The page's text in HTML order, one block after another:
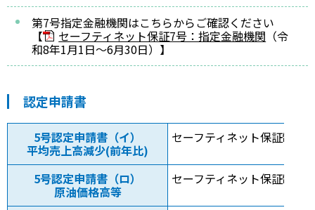
第7号指定金融機関はこちらからご確認ください
【 セーフティネット保証7号：指定金融機関 （令
和8年1月1日～6月30日）】
認定申請書
5号認定申請書（イ）
平均売上高減少(前年比)
セーフティネット保証制度
5号認定申請書（ロ）
原油価格高等
セーフティネット保証制度